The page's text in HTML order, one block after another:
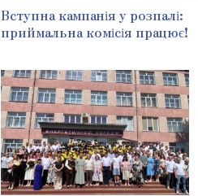
Вступна кампанія у розпалі:
приймальна комісія працює!